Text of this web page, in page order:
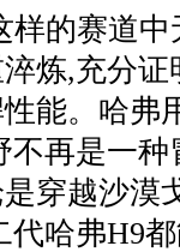
样的赛道
炼,充分
能。哈弗
不再是一
穿越沙漠
哈弗H9